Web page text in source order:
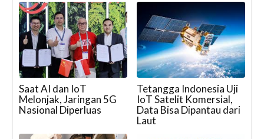
Saat AI dan IoT
Melonjak, Jaringan 5G
Nasional Diperluas
Tetangga Indonesia Uji
IoT Satelit Komersial,
Data Bisa Dipantau dari
Laut